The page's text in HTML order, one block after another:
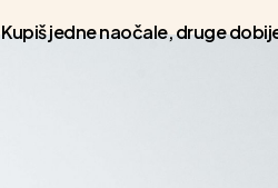
Kupiš jedne naočale, druge